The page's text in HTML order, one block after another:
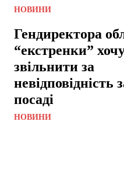
НОВИНИ
Гендиректора
“екстренки”
звільнити за
невідповідність
посаді
НОВИНИ